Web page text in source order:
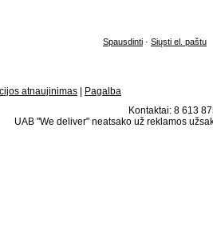
Spausdinti · Siųsti el. paštu
atnaujinimas
Pagalba
Kontaktai: 8 613
UAB "We deliver" neatsako už reklamos